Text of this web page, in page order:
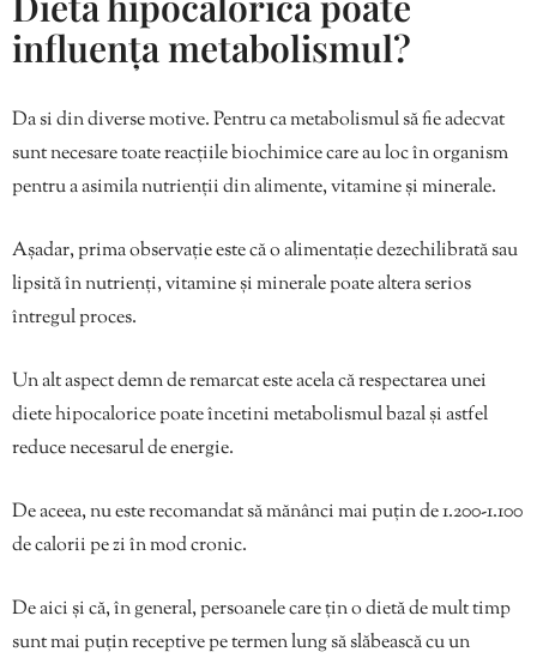
influența metabolismul?
Da si din diverse motive. Pentru ca metabolismul să fie adecvat
sunt necesare toate reacțiile biochimice care au loc în organism
pentru a asimila nutrienții din alimente, vitamine și minerale.
Așadar, prima observație este că o alimentație dezechilibrată sau
lipsită în nutrienți, vitamine și minerale poate altera serios
întregul proces.
Un alt aspect demn de remarcat este acela că respectarea unei
diete hipocalorice poate încetini metabolismul bazal și astfel
reduce necesarul de energie.
De aceea, nu este recomandat să mănânci mai puțin de 1.200-1.100
de calorii pe zi în mod cronic.
De aici și că, în general, persoanele care țin o dietă de mult timp
sunt mai puțin receptive pe termen lung să slăbească cu un